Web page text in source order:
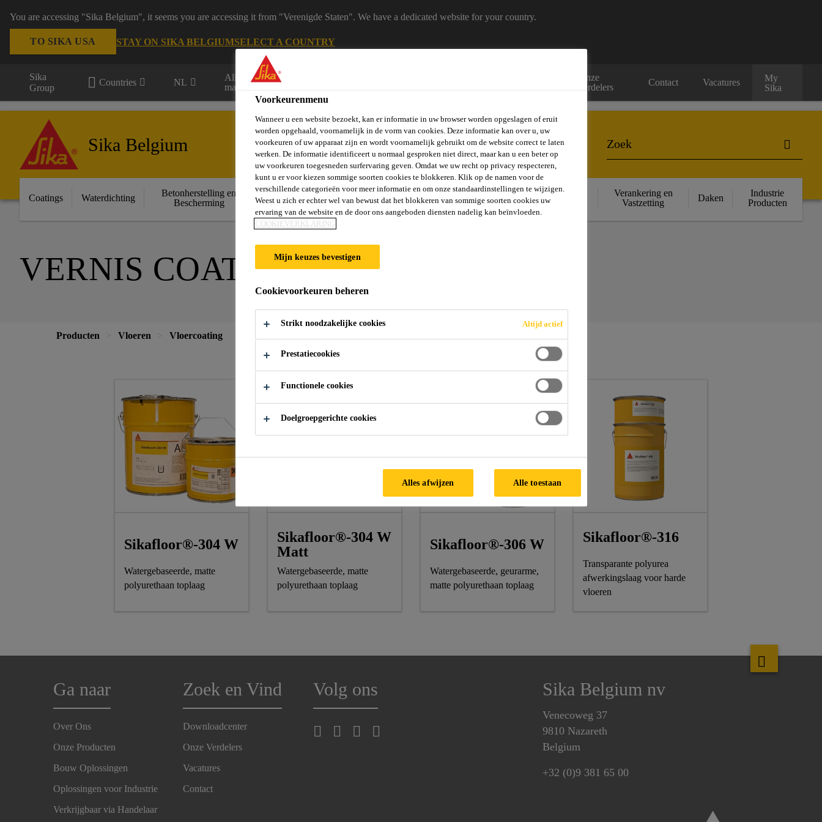
You are accessing "Sika Belgium", it seems you are accessing it from "Verenigde Staten". We have a dedicated website for your country.
TO SIKA USA STAY ON SIKA BELGIUMSELECT A COUNTRY
Sika
Group
Countries NL
Alle
markten
Onze
verdelers
Contact Vacatures
My
Sika
Sika Belgium
Coatings Waterdichting
Betonherstelling en
Bescherming
Gevels, Wanden &
Balkons
Vloeren
Verlijmen en
Afdichten
Beton
Structurele
Versterking
Verankering en
Vastzetting
Daken
Industrie
Producten
VERNIS COATING
Producten Vloeren Vloercoating
Sikafloor®-304 W
Watergebaseerde, matte
polyurethaan toplaag
Sikafloor®-304 W
Matt
Watergebaseerde, matte
polyurethaan toplaag
Sikafloor®-306 W
Watergebaseerde, geurarme,
matte polyurethaan toplaag
Sikafloor®-316
Transparante polyurea
afwerkingslaag voor harde
vloeren
Ga naar
Over Ons
Onze Producten
Bouw Oplossingen
Oplossingen voor Industrie
Verkrijgbaar via Handelaar
Zoek en Vind
Downloadcenter
Onze Verdelers
Vacatures
Contact
Volg ons Sika Belgium nv
Venecoweg 37
9810 Nazareth
Belgium
+32 (0)9 381 65 00
Voorkeurenmenu
Wanneer u een website bezoekt, kan er informatie in uw browser worden opgeslagen of eruit
worden opgehaald, voornamelijk in de vorm van cookies. Deze informatie kan over u, uw
voorkeuren of uw apparaat zijn en wordt voornamelijk gebruikt om de website correct te laten
werken. De informatie identificeert u normaal gesproken niet direct, maar kan u een beter op
uw voorkeuren toegesneden surfervaring geven. Omdat we uw recht op privacy respecteren,
kunt u er voor kiezen sommige soorten cookies te blokkeren. Klik op de namen voor de
verschillende categorieën voor meer informatie en om onze standaardinstellingen te wijzigen.
Weest u zich er echter wel van bewust dat het blokkeren van sommige soorten cookies uw
ervaring van de website en de door ons aangeboden diensten nadelig kan beïnvloeden.
COOKIEVERKLARING
Mijn keuzes bevestigen
Cookievoorkeuren beheren
Strikt noodzakelijke cookies Altijd actief
Prestatiecookies
Functionele cookies
Doelgroepgerichte cookies
Alles afwijzen Alle toestaan